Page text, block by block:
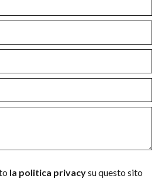
la politica privacysu questo sito